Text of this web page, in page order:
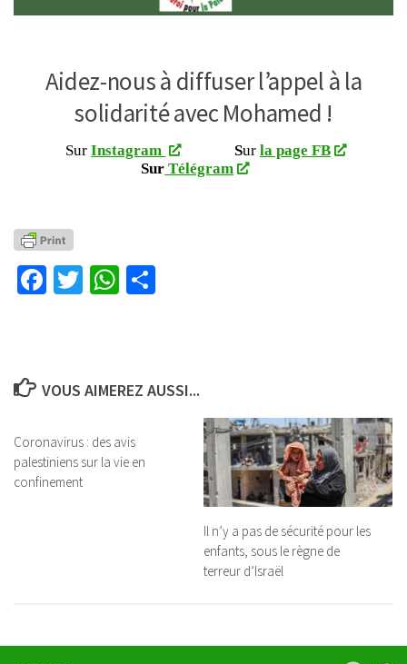
Aidez-nous à diffuser l’appel à la
solidarité avec Mohamed !
SurInstagram Sur la page FB
Sur Télégram
Facebook
TwitterWhatsApp
VOUS AIMEREZ AUSSI...
Coronavirus : des avis
palestiniens sur la vie en
confinement
Il n’y a pas de sécurité pour les
enfants, sous le règne de
terreur d’Israël